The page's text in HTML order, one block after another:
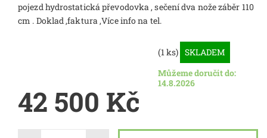
pojezd hydrostatická převodovka , sečení dva nože záběr 110
cm . Doklad ,faktura ,Více info na tel.
(1 ks) SKLADEM
Můžeme doručit do:
14.8.2026
42 500 Kč